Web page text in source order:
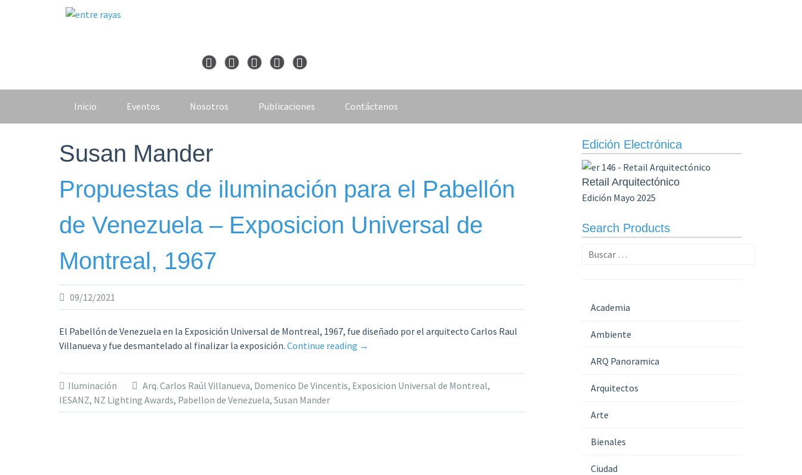
Inicio Eventos Nosotros Publicaciones Contáctenos
Susan Mander
Propuestas de iluminación para el Pabellón
de Venezuela – Exposicion Universal de
Montreal, 1967
09/12/2021
El Pabellón de Venezuela en la Exposición Universal de Montreal, 1967, fue diseñado por el arquitecto Carlos Raul
Villanueva y fue desmantelado al finalizar la exposición. Continue reading «Propuestas
iluminación
para
→
Iluminación Arq. Carlos Raúl Villanueva, Domenico De Vincentis, Exposicion Universal de Montreal,
IESANZ, NZ Lighting Awards, Pabellon de Venezuela, Susan Mander
Edición Electrónica
Retail Arquitectónico
Edición Mayo 2025
Search Products
Buscar:
Academia
Ambiente
ARQ Panoramica
Arquitectos
Arte
Bienales
Ciudad